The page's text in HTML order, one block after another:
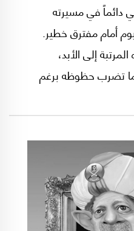
دائماً في مسيرته
أمام مفترق خطير.
إلى الأبد،
تضرب حظوظه برغم
بما سبق أن واجه